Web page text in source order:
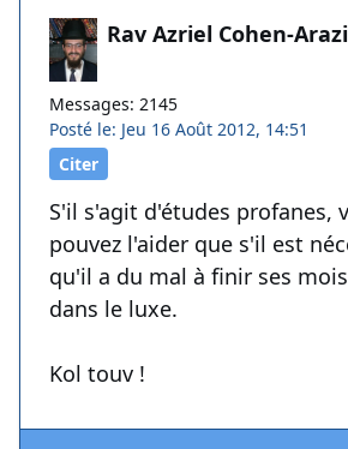
Rav Azriel Cohen-Arazi
Messages: 2145
Posté le: Jeu 16 Août 2012, 14:51
Citer
S'il s'agit d'études profanes,
pouvez l'aider que s'il est
qu'il a du mal à finir ses
dans le luxe.
Kol touv !